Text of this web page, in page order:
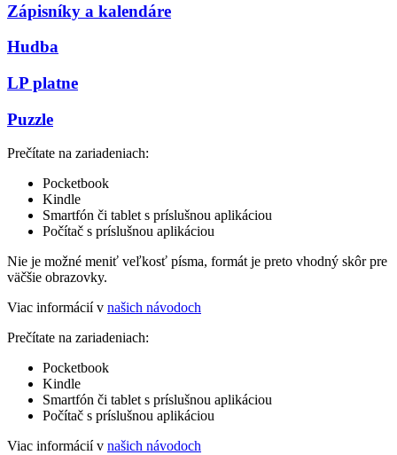
Zápisníky a kalendáre
Hudba
LP platne
Puzzle
Prečítate na zariadeniach:
Pocketbook
Kindle
Smartfón či tablet s príslušnou aplikáciou
Počítač s príslušnou aplikáciou
Nie je možné meniť veľkosť písma, formát je preto vhodný skôr pre
väčšie obrazovky.
Viac informácií v našich návodoch
Prečítate na zariadeniach:
Pocketbook
Kindle
Smartfón či tablet s príslušnou aplikáciou
Počítač s príslušnou aplikáciou
Viac informácií v našich návodoch